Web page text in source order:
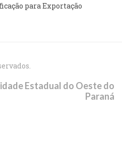
para Exportação
Estadual do Oeste do
Paraná